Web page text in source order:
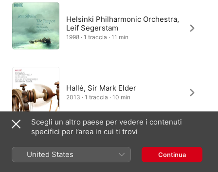
Helsinki Philharmonic Orchestra,
Leif Segerstam
1998 · 1 traccia · 11 min
Hallé, Sir Mark Elder
2013 · 1 traccia · 10 min
Sinfonia Lahti, Osmo Vänskä
2002 · 1 traccia · 10 min
Scegli un altro paese per vedere i contenuti
specifici per l’area in cui ti trovi
United States Continua